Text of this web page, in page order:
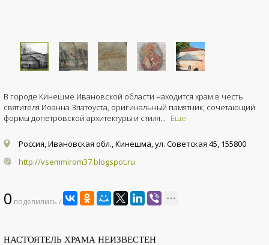
В городе Кинешме Ивановской области находится храм в честь
святителя Иоанна Златоуста, оригинальный памятник, сочетающий
формы допетровской архитектуры и стиля... Еще
Россия, Ивановская обл., Кинешма, ул. Советская 45, 155800
http://vsemmirom37.blogspot.ru
0 поделились /
НАСТОЯТЕЛЬ ХРАМА НЕИЗВЕСТЕН